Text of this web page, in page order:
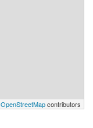
OpenStreetMapcontributors